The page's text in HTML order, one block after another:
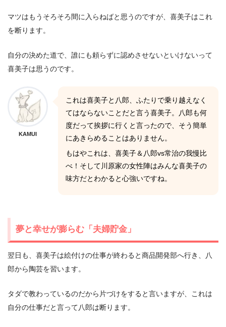
マツはもうそろそろ間に入らねばと思うのですが、喜美子はこれ
を断ります。
自分の決めた道で、誰にも頼らずに認めさせないといけないって
喜美子は思うのです。
KAMUI
これは喜美子と八郎、ふたりで乗り越えなく
てはならないことだと言う喜美子。八郎も何
度だって挨拶に行くと言ったので、そう簡単
にあきらめることはありません。
もはやこれは、喜美子＆八郎vs常治の我慢比
べ！そして川原家の女性陣はみんな喜美子の
味方だとわかると心強いですね。
夢と幸せが膨らむ「夫婦貯金」
翌日も、喜美子は絵付けの仕事が終わると商品開発部へ行き、八
郎から陶芸を習います。
タダで教わっているのだから片づけをすると言いますが、これは
自分の仕事だと言って八郎は断ります。